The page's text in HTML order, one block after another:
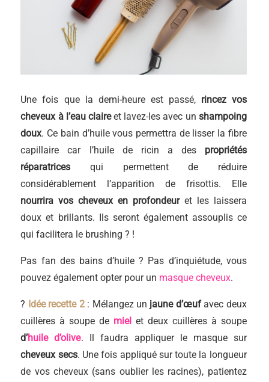
Une fois que la demi-heure est passé, rincez vos
cheveux à l’eau claireet lavez-les avec un shampoing
doux. Ce bain d’huile vous permettra de lisser la fibre
capillaire car l’huile de ricin a des propriétés
réparatrices qui permettent de réduire
considérablement l’apparition de frisottis. Elle
nourrira vos cheveux en profondeuret les laissera
doux et brillants. Ils seront également assouplis ce
qui facilitera le brushing ? !
Pas fan des bains d’huile ? Pas d’inquiétude, vous
pouvez également opter pour un masque cheveux.
? Idée recette 2: Mélangez un jaune d’œufavec deux
cuillères à soupe de miel et deux cuillères à soupe
d’huile d’olive. Il faudra appliquer le masque sur
cheveux secs. Une fois appliqué sur toute la longueur
de vos cheveux (sans oublier les racines), patientez